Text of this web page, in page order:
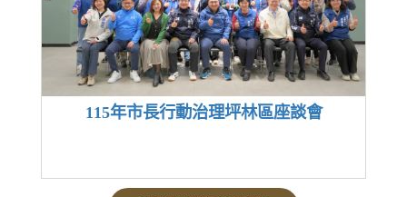
115年市長行動治理坪林區座談會